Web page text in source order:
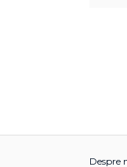
Despre